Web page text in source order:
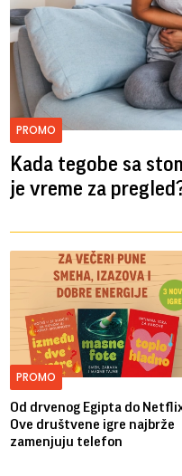
PROMO
Kada tegobe sa
je vreme za
PROMO
Od drvenog Egipta do
Ove društvene igre najbrže
zamenjuju telefon